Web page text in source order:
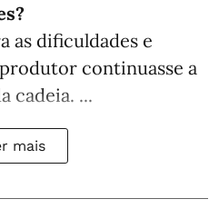
as dificuldades e
continuasse a
cadeia. ...
mais